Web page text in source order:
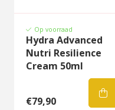
Op voorraad
Hydra Advanced
Nutri Resilience
Cream 50ml
€79,90